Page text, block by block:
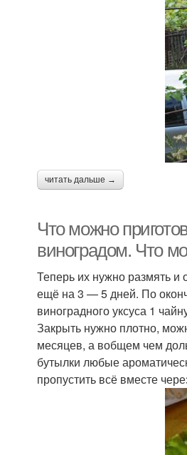
читать дальше →
Что можно
виноградом. Что
Теперь их нужно размять и
ещё на 3 — 5 дней. По
виноградного уксуса 1
Закрыть нужно плотно,
месяцев, а вобщем чем
бутылки любые
пропустить всё вместе